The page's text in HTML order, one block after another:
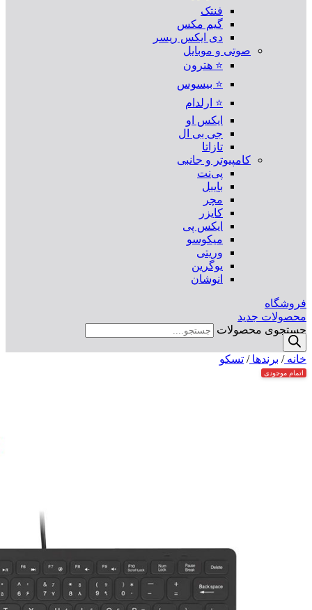
فنتک
گیم مکس
دی ایکس ریسر
صوتی و موبایل
⭐ هترون
⭐ بیسوس
⭐ ارلدام
ایکس او
جی بی ال
تازاتا
کامپیوتر و جانبی
پی‌نت
بایبل
مچر
کایزر
ایکس پی
میکوسو
وریتی
یوگرین
انوشان
فروشگاه
محصولات جدید
جستجوی محصولات
خانه/ برندها/ تسکو
اتمام موجودی